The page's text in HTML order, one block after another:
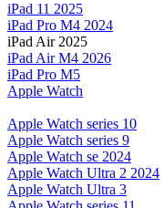
iPad 11 2025
iPad Pro M4 2024
iPad Air 2025
iPad Air M4 2026
iPad Pro M5
Apple Watch
Apple Watch series 10
Apple Watch series 9
Apple Watch se 2024
Apple Watch Ultra 2 2024
Apple Watch Ultra 3